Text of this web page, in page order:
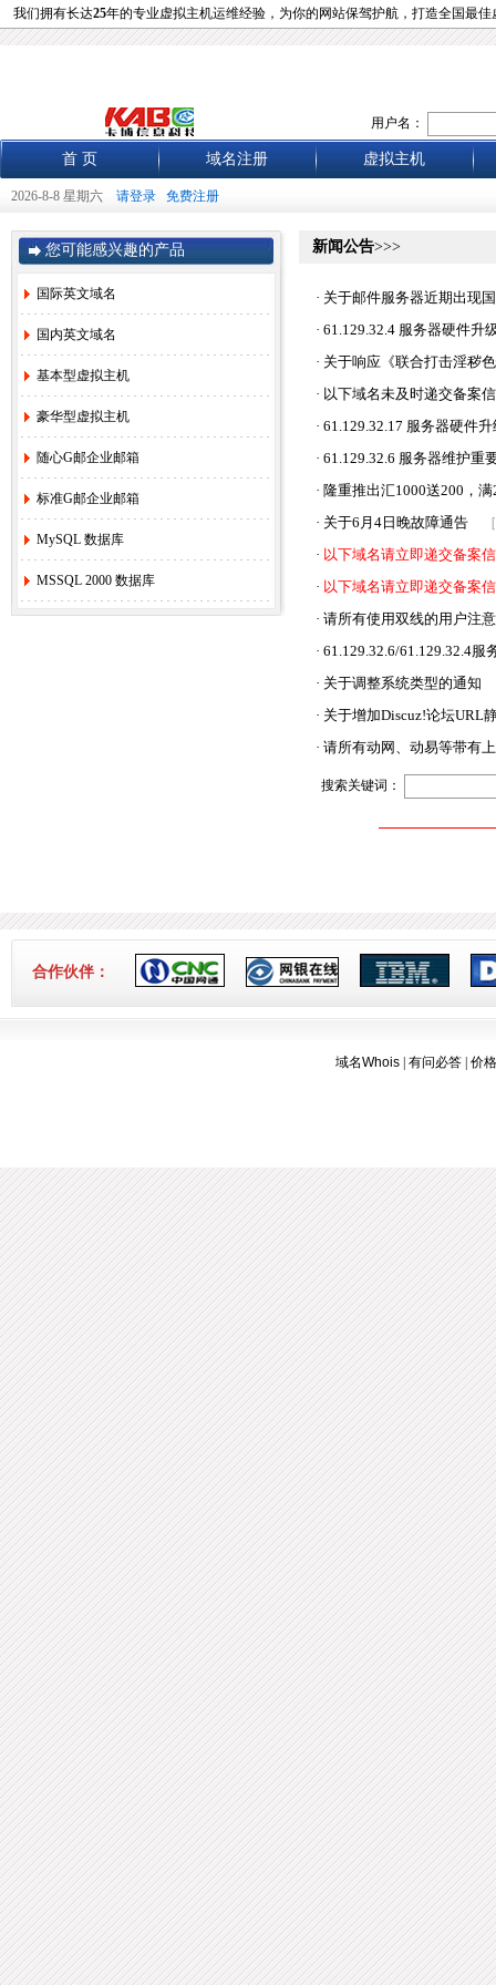
我们拥有长达25年的专业虚拟主机运维经验，为你的网站保驾护航，打造全国最佳
用户名：
首 页 域名注册 虚拟主机
2026-8-8 星期六 请登录 免费注册
您可能感兴趣的产品
国际英文域名
国内英文域名
基本型虚拟主机
豪华型虚拟主机
随心G邮企业邮箱
标准G邮企业邮箱
MySQL 数据库
MSSQL 2000 数据库
新闻公告>>>
· 关于邮件服务器近期出现
· 61.129.32.4 服务器硬件升
· 关于响应《联合打击淫秽
· 以下域名未及时递交备案
· 61.129.32.17 服务器硬件
· 61.129.32.6 服务器维护重
· 隆重推出汇1000送200，
· 关于6月4日晚故障通告
· 以下域名请立即递交备案
· 以下域名请立即递交备案
· 请所有使用双线的用户注
· 61.129.32.6/61.129.32.4服
· 关于调整系统类型的通知
· 关于增加Discuz!论坛URL
· 请所有动网、动易等带有
搜索关键词：
合作伙伴：
域名Whois 有问必答 价